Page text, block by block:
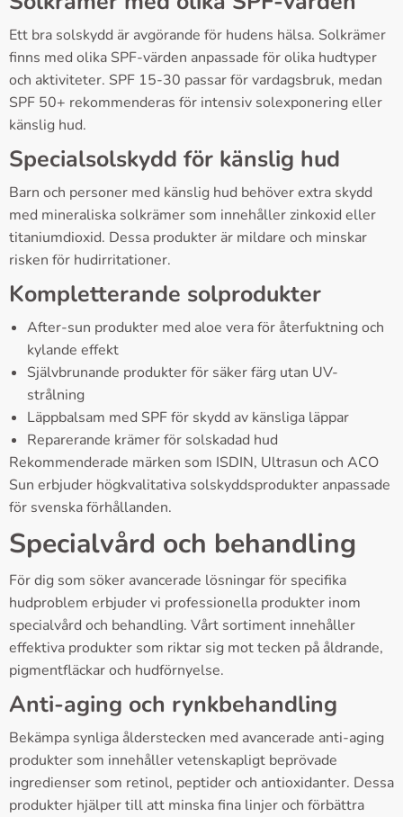
Ett bra solskydd är avgörande för hudens hälsa. Solkrämer
finns med olika SPF-värden anpassade för olika hudtyper
och aktiviteter. SPF 15-30 passar för vardagsbruk, medan
SPF 50+ rekommenderas för intensiv solexponering eller
känslig hud.
Specialsolskydd för känslig hud
Barn och personer med känslig hud behöver extra skydd
med mineraliska solkrämer som innehåller zinkoxid eller
titaniumdioxid. Dessa produkter är mildare och minskar
risken för hudirritationer.
Kompletterande solprodukter
After-sun produkter med aloe vera för återfuktning och
kylande effekt
Självbrunande produkter för säker färg utan UV-
strålning
Läppbalsam med SPF för skydd av känsliga läppar
Reparerande krämer för solskadad hud
Rekommenderade märken som ISDIN, Ultrasun och ACO
Sun erbjuder högkvalitativa solskyddsprodukter anpassade
för svenska förhållanden.
Specialvård och behandling
För dig som söker avancerade lösningar för specifika
hudproblem erbjuder vi professionella produkter inom
specialvård och behandling. Vårt sortiment innehåller
effektiva produkter som riktar sig mot tecken på åldrande,
pigmentfläckar och hudförnyelse.
Anti-aging och rynkbehandling
Bekämpa synliga ålderstecken med avancerade anti-aging
produkter som innehåller vetenskapligt beprövade
ingredienser som retinol, peptider och antioxidanter. Dessa
produkter hjälper till att minska fina linjer och förbättra